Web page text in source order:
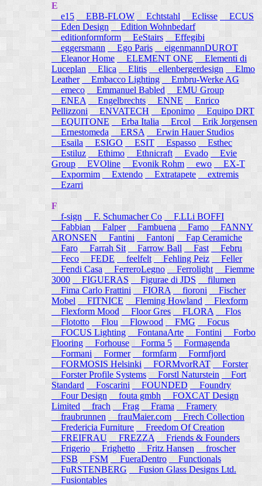
E
e15 EBB-FLOW Echtstahl Eclisse
ECUS
Eden Design
Edition Wohnbedarf
editionformform
EeStairs
Effegibi
eggersmann
Ego Paris
eigenmannDUROT
Eleanor Home
ELEMENT ONE
Elementi di
Luceplan
Elica Elitis ellenbergerdesign
Elmo
Leather
Embacco Lighting
Embru-Werke AG
emeco
Emmanuel Babled
EMU Group
ENEA
Engelbrechts ENNE
Enrico
Pellizzoni ENVATECH Eponimo
Equipo DRT
EQUITONE
Erba Italia Ercol
Erik Jorgensen
Ernestomeda
ERSA
Erwin Hauer Studios
Esaila
ESIGO ESIT Espasso
Esthec
Estiluz
Ethimo Ethnicraft Evado
Evie
Group
EVOline Evonik Rohm ewo
EX-T
Expormim
Extendo Extratapete
extremis
Ezarri
F
f-sign
F. Schumacher Co
F.LLi BOFFI
Fabbian
Falper Fambuena Famo
FANNY
ARONSEN
Fantini Fantoni
Fap Ceramiche
Faro
Farrah Sit Farrow Ball Fast
Febru
Feco
FEDE feelfelt Fehling Peiz
Feller
Fendi Casa
FerreroLegno Ferrolight
Fiemme
3000
FIGUERAS Figurae di JDS
filumen
Fima Carlo Frattini
FIORA fioroni
Fischer
Mobel
FITNICE Fleming Howland
Flexform
Flexform Mood
Floor Gres FLORA
Flos
Flototto
Flou Flowood FMG
Focus
FOCUS Lighting
FontanaArte Fontini
Forbo
Flooring
Forhouse Forma 5
Formagenda
Formani
Former formfarm
Formfjord
FORMOSIS Helsinki
FORMvorRAT
Forster
Forster Profile Systems
Forstl Naturstein
Fort
Standard
Foscarini FOUNDED
Foundry
Four Design
fouta gmbh
FOXCAT Design
Limited
frach Frag Frama
Framery
fraubrunnen
frauMaier.com
Frech Collection
Fredericia Furniture
Freedom Of Creation
FREIFRAU
FREZZA
Friends & Founders
Frigerio
Frighetto Fritz Hansen
froscher
FSB
FSM FueraDentro
Functionals
FuRSTENBERG
Fusion Glass Designs Ltd.
Fusiontables